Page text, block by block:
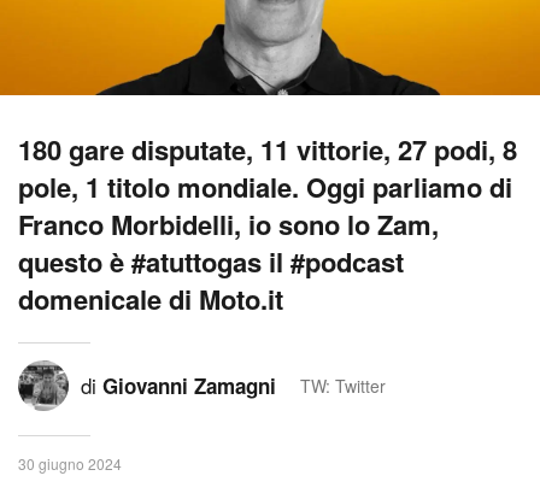
180 gare disputate, 11 vittorie, 27 podi, 8
pole, 1 titolo mondiale. Oggi parliamo di
Franco Morbidelli, io sono lo Zam,
questo è #atuttogas il #podcast
domenicale di Moto.it
di Giovanni Zamagni TW: Twitter
30 giugno 2024